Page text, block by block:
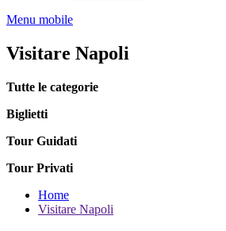
Menu mobile
Visitare Napoli
Tutte le categorie
Biglietti
Tour Guidati
Tour Privati
Home
Visitare Napoli